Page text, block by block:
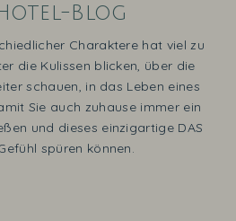
Blog
Charaktere hat viel zu
die Kulissen blicken, über die
schauen, in das Leben eines
Sie auch zuhause immer ein
und dieses einzigartige DAS
spüren können.